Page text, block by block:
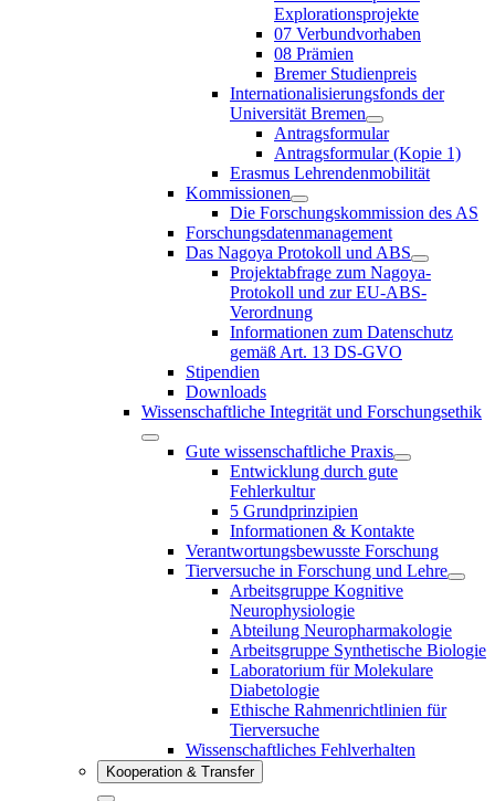
Explorationsprojekte
07 Verbundvorhaben
08 Prämien
Bremer Studienpreis
Internationalisierungsfonds der
Universität Bremen
Antragsformular
Antragsformular (Kopie 1)
Erasmus Lehrendenmobilität
Kommissionen
Die Forschungskommission des AS
Forschungsdatenmanagement
Das Nagoya Protokoll und ABS
Projektabfrage zum Nagoya-
Protokoll und zur EU-ABS-
Verordnung
Informationen zum Datenschutz
gemäß Art. 13 DS-GVO
Stipendien
Downloads
Wissenschaftliche Integrität und Forschungsethik
Gute wissenschaftliche Praxis
Entwicklung durch gute
Fehlerkultur
5 Grundprinzipien
Informationen & Kontakte
Verantwortungsbewusste Forschung
Tierversuche in Forschung und Lehre
Arbeitsgruppe Kognitive
Neurophysiologie
Abteilung Neuropharmakologie
Arbeitsgruppe Synthetische Biologie
Laboratorium für Molekulare
Diabetologie
Ethische Rahmenrichtlinien für
Tierversuche
Wissenschaftliches Fehlverhalten
Kooperation & Transfer